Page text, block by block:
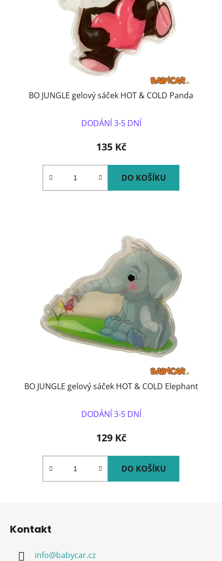
BO JUNGLE gelový sáček HOT & COLD Panda
DODÁNÍ 3-5 DNÍ
135 Kč
DO KOŠÍKU
BO JUNGLE gelový sáček HOT & COLD Elephant
DODÁNÍ 3-5 DNÍ
129 Kč
DO KOŠÍKU
Kontakt
info@babycar.cz